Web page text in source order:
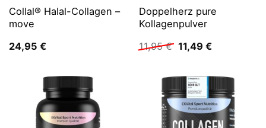
Collal® Halal-Collagen –
move
24,95 €
Doppelherz pure
Kollagenpulver
11,95€ Ursprünglicher
Preis
11,95 €
11,49 €Aktueller
11,49 €.